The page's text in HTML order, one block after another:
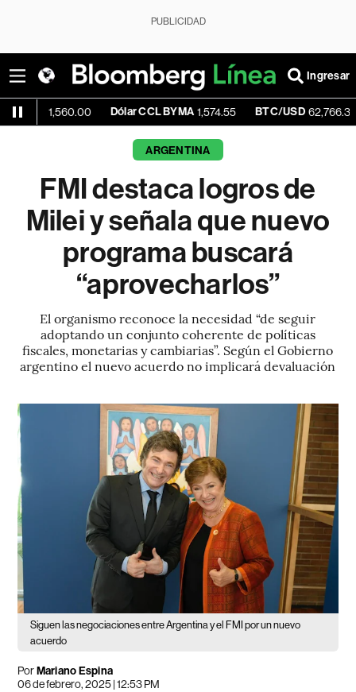
PUBLICIDAD
Ingresar
Dólar CCL BYMA 1,574.55 BTC/USD 62,766.33 -1.04%
ARGENTINA
FMI destaca logros de
Milei y señala que nuevo
programa buscará
“aprovecharlos”
El organismo reconoce la necesidad “de seguir
adoptando un conjunto coherente de políticas
fiscales, monetarias y cambiarias”. Según el Gobierno
argentino el nuevo acuerdo no implicará devaluación
Siguen las negociaciones entre Argentina y el FMI por un nuevo
acuerdo
PorMariano Espina
06 de febrero, 2025 | 12:53 PM